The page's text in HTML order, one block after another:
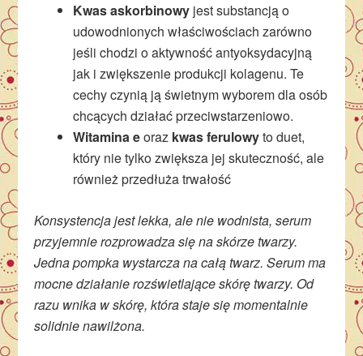
Kwas askorbinowy jest substancją o
udowodnionych właściwościach zarówno
jeśli chodzi o aktywność antyoksydacyjną
jak i zwiększenie produkcji kolagenu. Te
cechy czynią ją świetnym wyborem dla osób
chcących działać przeciwstarzeniowo.
Witamina eoraz kwas ferulowyto duet,
który nie tylko zwiększa jej skuteczność, ale
również przedłuża trwałość
Konsystencja jest lekka, ale nie wodnista, serum
przyjemnie rozprowadza się na skórze twarzy.
Jedna pompka wystarcza na całą twarz. Serum ma
mocne działanie rozświetlające skórę twarzy. Od
razu wnika w skórę, która staje się momentalnie
solidnie nawilżona.